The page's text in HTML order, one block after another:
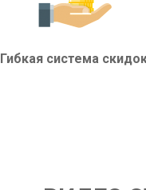
Гибкая система